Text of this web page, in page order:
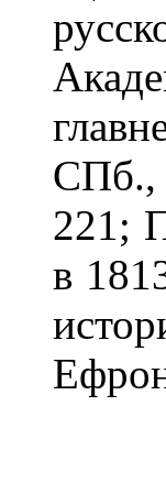
СПб.,
221;
в